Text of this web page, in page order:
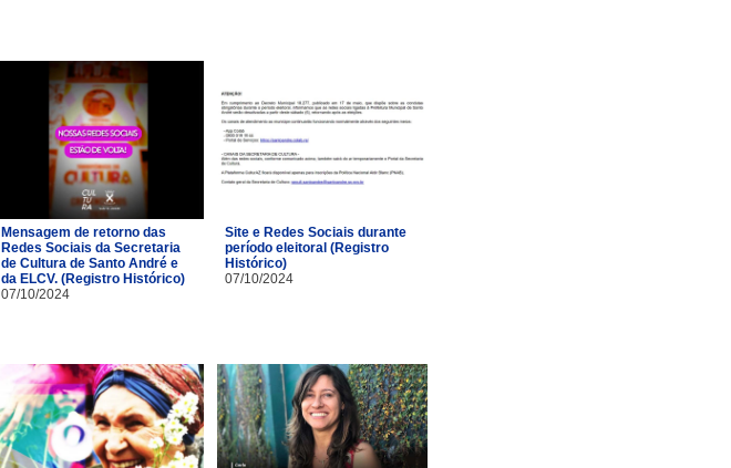
Mensagem de retorno das
Redes Sociais da Secretaria
de Cultura de Santo André e
da ELCV. (Registro Histórico)
07/10/2024
Site e Redes Sociais durante
período eleitoral (Registro
Histórico)
07/10/2024